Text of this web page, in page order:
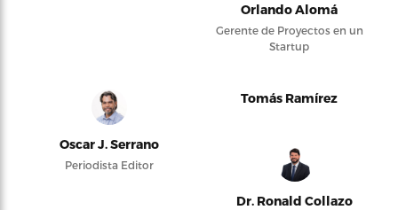
Orlando Alomá
Gerente de Proyectos en un
Startup
Oscar J. Serrano
Periodista Editor
Tomás Ramírez
Dr. Ronald Collazo